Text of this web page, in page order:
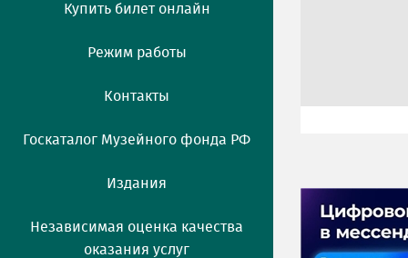
Купить билет онлайн
Режим работы
Контакты
Госкаталог Музейного фонда РФ
Издания
Независимая оценка качества
оказания услуг